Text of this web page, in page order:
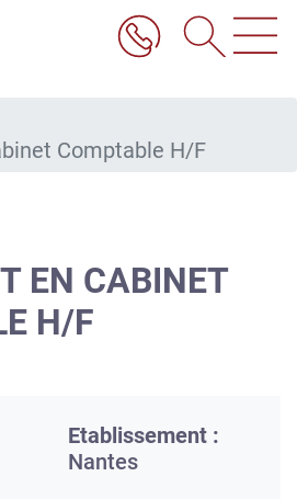
Comptable H/F
EN CABINET
H/F
Etablissement :
Nantes